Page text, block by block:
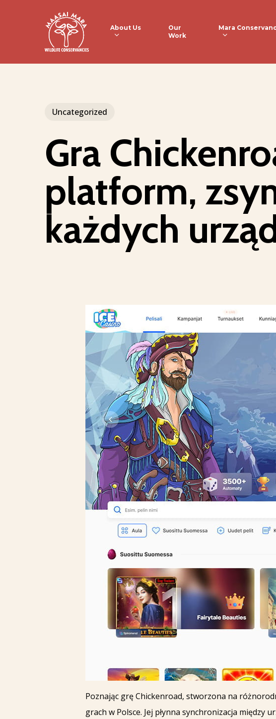
About Us
Our
Work
Mara
Uncategorized
Gra
platform,
każdych
Poznając grę Chickenroad, stworzona na
grach w Polsce. Jej płynna synchronizacja między